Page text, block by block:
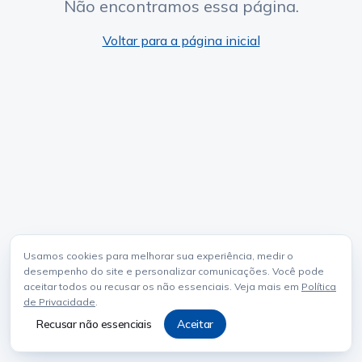
Usamos cookies para melhorar sua experiência, medir o
desempenho do site e personalizar comunicações. Você pode
aceitar todos ou recusar os não essenciais. Veja mais em Política
de Privacidade.
Recusar não essenciais Aceitar
Não encontramos essa página.
Voltar para a página inicial